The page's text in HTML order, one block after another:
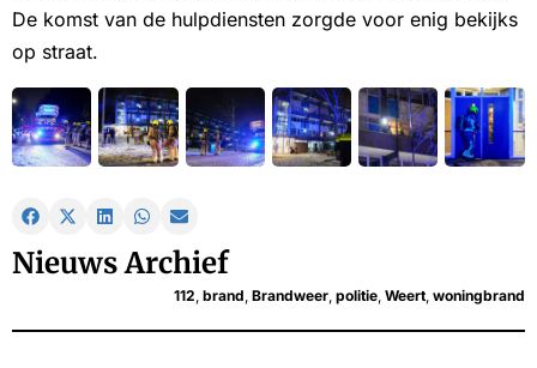
De komst van de hulpdiensten zorgde voor enig bekijks
op straat.
Nieuws Archief
112 brand Brandweer politie Weert woningbrand